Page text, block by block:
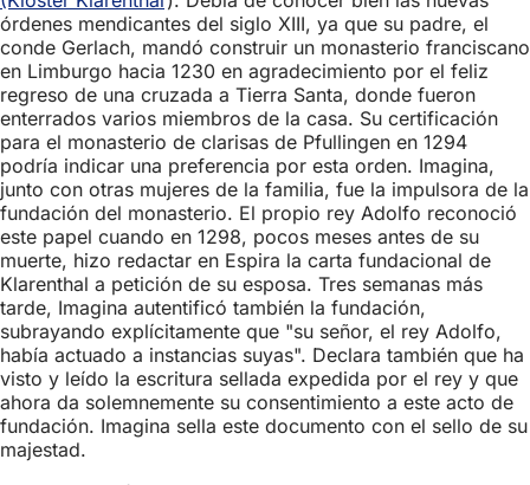
órdenes mendicantes del siglo XIII, ya que su padre, el
conde Gerlach, mandó construir un monasterio franciscano
en Limburgo hacia 1230 en agradecimiento por el feliz
regreso de una cruzada a Tierra Santa, donde fueron
enterrados varios miembros de la casa. Su certificación
para el monasterio de clarisas de Pfullingen en 1294
podría indicar una preferencia por esta orden. Imagina,
junto con otras mujeres de la familia, fue la impulsora de la
fundación del monasterio. El propio rey Adolfo reconoció
este papel cuando en 1298, pocos meses antes de su
muerte, hizo redactar en Espira la carta fundacional de
Klarenthal a petición de su esposa. Tres semanas más
tarde, Imagina autentificó también la fundación,
subrayando explícitamente que "su señor, el rey Adolfo,
había actuado a instancias suyas". Declara también que ha
visto y leído la escritura sellada expedida por el rey y que
ahora da solemnemente su consentimiento a este acto de
fundación. Imagina sella este documento con el sello de su
majestad.